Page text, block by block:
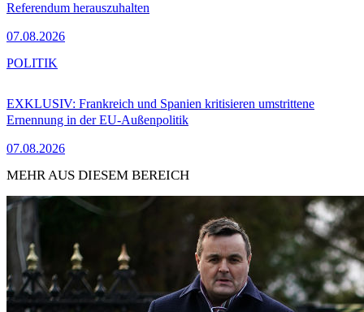
Referendum herauszuhalten
07.08.2026
EXKLUSIV: Frankreich und Spanien kritisieren umstrittene
Ernennung in der EU-Außenpolitik
07.08.2026
POLITIK
MEHR AUS DIESEM BEREICH